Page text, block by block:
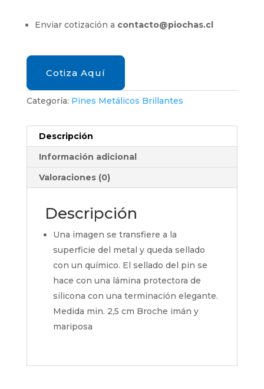
Enviar cotización a contacto@piochas.cl
Cotiza Aquí
Categoría: Pines Metálicos Brillantes
Descripción
Información adicional
Valoraciones (0)
Descripción
Una imagen se transfiere a la
superficie del metal y queda sellado
con un químico. El sellado del pin se
hace con una lámina protectora de
silicona con una terminación elegante.
Medida min. 2,5 cm Broche imán y
mariposa